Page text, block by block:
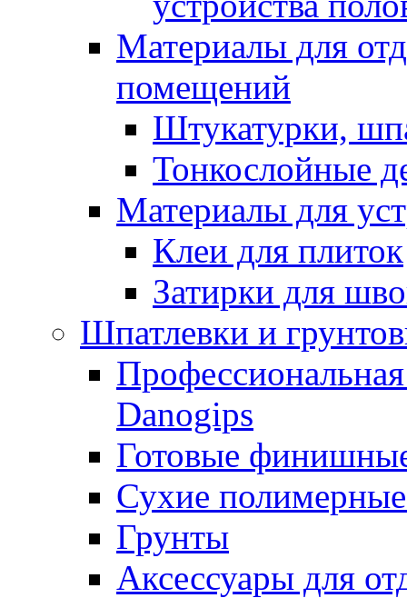
Материалы для
помещений
Штукатурки,
Тонкослойные
Материалы для
Клеи для плиток
Затирки для
Шпатлевки и
Danogips
Готовые
Сухие
Грунты
Аксессуары для